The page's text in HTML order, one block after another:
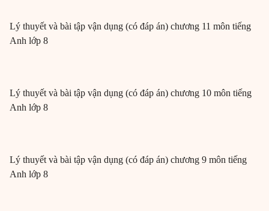
Lý thuyết và bài tập vận dụng (có đáp án) chương 11 môn tiếng
Anh lớp 8
Lý thuyết và bài tập vận dụng (có đáp án) chương 10 môn tiếng
Anh lớp 8
Lý thuyết và bài tập vận dụng (có đáp án) chương 9 môn tiếng
Anh lớp 8